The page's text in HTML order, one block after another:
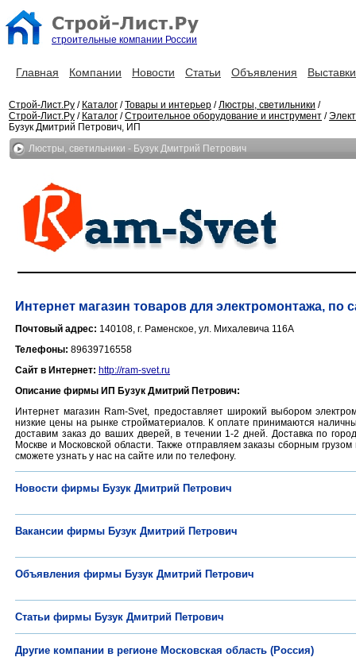
строительные компании России
Главная Компании Новости Статьи Объявления Выставки
Строй-Лист.Ру / Каталог /Товары и интерьер /Люстры, светильники /
Строй-Лист.Ру / Каталог /Строительное оборудование и инструмент /
Бузук Дмитрий Петрович, ИП
Люстры, светильники - Бузук Дмитрий Петрович
Интернет магазин товаров для электромонтажа,
Почтовый адрес: 140108, г. Раменское, ул. Михалевича 116А
Телефоны: 89639716558
Сайт в Интернет: http://ram-svet.ru
Описание фирмы ИП Бузук Дмитрий Петрович:
Интернет магазин Ram-Svet, предоставляет широкий выбором
низкие цены на рынке стройматериалов. К оплате принимаются
доставим заказ до ваших дверей, в течении 1-2 дней. Доставка по
Москве и Московской области. Также отправляем заказы сборным
сможете узнать у нас на сайте или по телефону.
Новости фирмы Бузук Дмитрий Петрович
Вакансии фирмы Бузук Дмитрий Петрович
Объявления фирмы Бузук Дмитрий Петрович
Статьи фирмы Бузук Дмитрий Петрович
Другие компании в регионе Московская область (Россия)